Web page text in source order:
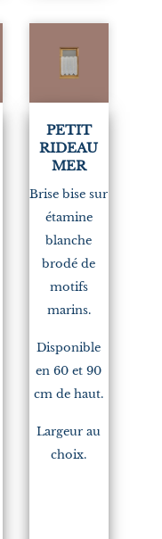
PETIT
RIDEAU
MER
Brise bise sur
étamine
blanche
brodé de
motifs
marins.
Disponible
en 60 et 90
cm de haut.
Largeur au
choix.